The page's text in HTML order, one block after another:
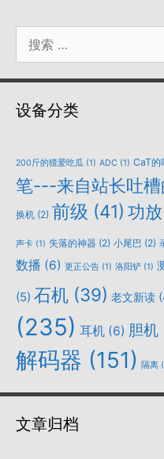
索：
设备分类
200斤的猹爱吃瓜 (1) ADC (1) CaT的
笔---来自站长吐槽
换机 (2) 前级 (41) 功放
声卡 (1) 失落的神器 (2) 小尾巴 (2)
数播 (6) 更正公告 (1) 洛阳铲 (1)
(5) 石机 (39) 老文新读
(235) 耳机 (6) 胆机
解码器 (151) 隔离
文章归档